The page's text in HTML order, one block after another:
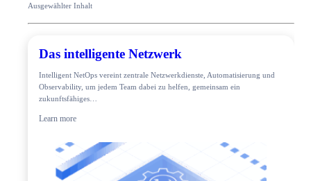
Ausgewählter Inhalt
Das intelligente Netzwerk
Intelligent NetOps vereint zentrale Netzwerkdienste, Automatisierung und
Observability, um jedem Team dabei zu helfen, gemeinsam ein
zukunftsfähiges…
Learn more